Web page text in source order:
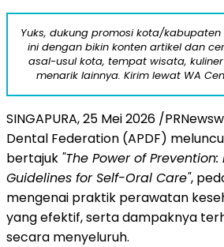
Yuks, dukung promosi kota/
ini dengan bikin konten artikel dan
asal-usul kota, tempat wisata,
menarik lainnya. Kirim lewat WA
SINGAPURA,25 Mei 2026 /
Dental Federation (APDF)
bertajuk "The Power of
Guidelines for Self-Oral Care",
mengenai praktik perawatan
yang efektif, serta dampaknya
secara menyeluruh.